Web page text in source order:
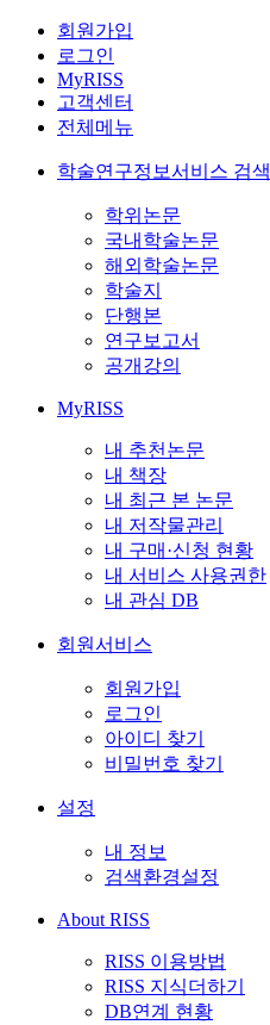
회원가입
로그인
MyRISS
고객센터
전체메뉴
학술연구정보서비스 검색
학위논문
국내학술논문
해외학술논문
학술지
단행본
연구보고서
공개강의
MyRISS
내 추천논문
내 책장
내 최근 본 논문
내 저작물관리
내 구매·신청 현황
내 서비스 사용권한
내 관심 DB
회원서비스
회원가입
로그인
아이디 찾기
비밀번호 찾기
설정
내 정보
검색환경설정
About RISS
RISS 이용방법
RISS 지식더하기
DB연계 현황